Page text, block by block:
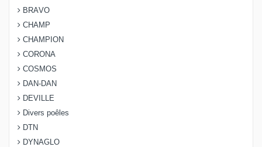
BRAVO
CHAMP
CHAMPION
CORONA
COSMOS
DAN-DAN
DEVILLE
Divers poêles
DTN
DYNAGLO